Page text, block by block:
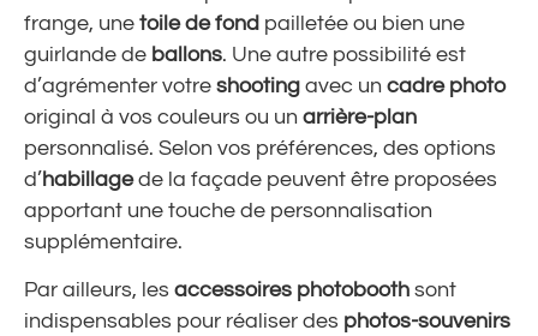
frange, une toile de fond pailletée ou bien une
guirlande de ballons. Une autre possibilité est
d’agrémenter votre shooting avec un cadre photo
original à vos couleurs ou un arrière-plan
personnalisé. Selon vos préférences, des options
d’ habillagede la façade peuvent être proposées
apportant une touche de personnalisation
supplémentaire.
Par ailleurs, les accessoires photobooth sont
indispensables pour réaliser des photos-souvenirs